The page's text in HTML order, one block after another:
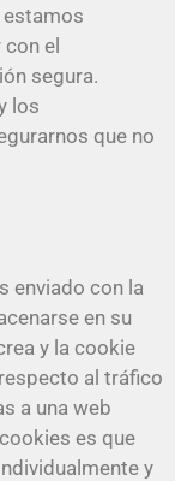
el
segura.
los
que no
enviado con la
en su
y la cookie
al tráfico
a una web
es que
y